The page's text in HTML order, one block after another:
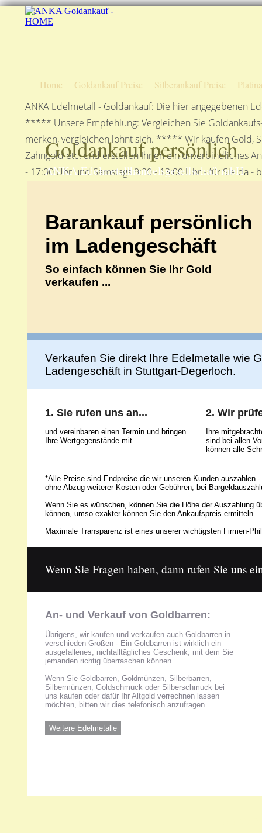
Home Goldankauf Preise Silberankauf Preise
ANKA Edelmetall - Goldankauf: Die hier angegebenen
***** Unsere Empfehlung: Vergleichen Sie
merken, vergleichen lohnt sich. ***** Wir kaufen Gold,
Zahngold etc. und erstellen Ihnen ein unverbindliches
- 17:00 Uhr und Samstags 9:00 - 13:00 Uhr - für Sie
Goldankauf persönlich
ANKA Edelmetallhandelsgesellschaft mbH
Barankauf persönlich
im Ladengeschäft
So einfach können Sie Ihr Gold
verkaufen ...
Verkaufen Sie direkt Ihre Edelmetalle wie
Ladengeschäft in Stuttgart-Degerloch.
1. Sie rufen uns an...
und vereinbaren einen Termin und bringen
Ihre Wertgegenstände mit.
2. Wir
Ihre
sind bei allen
können alle
*Alle Preise sind Endpreise die wir unseren Kunden auszahlen
ohne Abzug weiterer Kosten oder Gebühren, bei
Wenn Sie es wünschen, können Sie die Höhe der Auszahlung
können, umso exakter können Sie den Ankaufspreis ermitteln.
Maximale Transparenz ist eines unserer wichtigsten Firmen-
Wenn Sie Fragen haben, dann rufen Sie uns
An- und Verkauf von Goldbarren:
Übrigens, wir kaufen und verkaufen auch Goldbarren in
verschieden Größen - Ein Goldbarren ist wirklich ein
ausgefallenes, nichtalltägliches Geschenk, mit dem Sie
jemanden richtig überraschen können.
Wenn Sie Goldbarren, Goldmünzen, Silberbarren,
Silbermünzen, Goldschmuck oder Silberschmuck bei
uns kaufen oder dafür Ihr Altgold verrechnen lassen
möchten, bitten wir dies telefonisch anzufragen.
Weitere Edelmetalle